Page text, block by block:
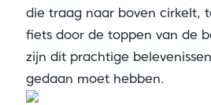
die traag naar boven cirkelt,
fiets door de toppen van de
zijn dit prachtige
gedaan moet hebben.